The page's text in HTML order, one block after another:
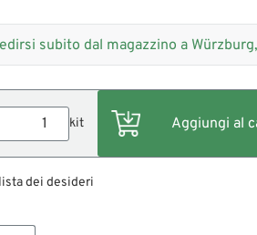
subito dal magazzino a
kit
dei desideri